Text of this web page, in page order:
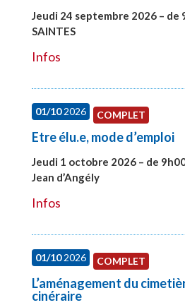
Jeudi 24 septembre 2026 – de
SAINTES
Infos
01/102026 COMPLET
Etre élu.e, mode d’emploi
Jeudi 1 octobre 2026 – de
Jean d’Angély
Infos
01/102026 COMPLET
L’aménagement du
cinéraire